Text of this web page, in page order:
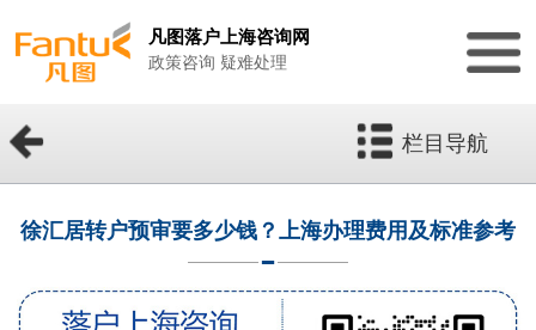
凡图落户上海咨询网
政策咨询 疑难处理
栏目导航
徐汇居转户预审要多少钱？上海办理费用及标准参考